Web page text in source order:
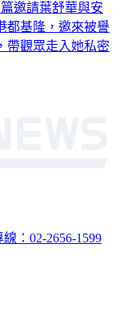
邀請葉舒華與安
都基隆，邀來被譽
帶觀眾走入她私密
：02-2656-1599